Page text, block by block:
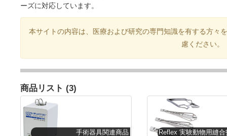
ーズに対応しています。
本サイトの内容は、医療および研究の専門知識を有する方々
慮ください。
商品リスト (3)
手術器具関連商品